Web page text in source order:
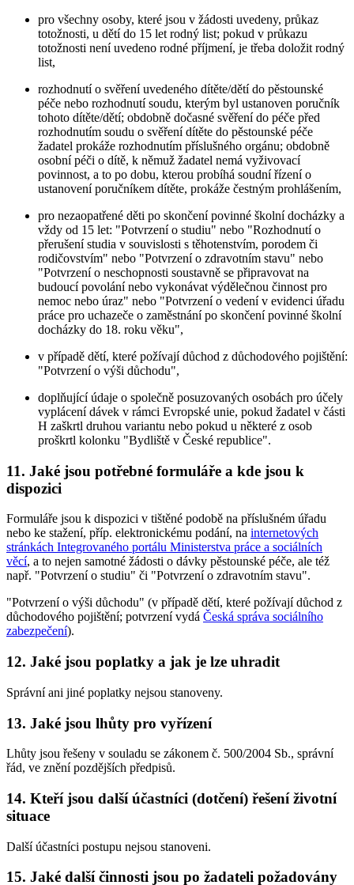
pro všechny osoby, které jsou v žádosti uvedeny, průkaz
totožnosti, u dětí do 15 let rodný list; pokud v průkazu
totožnosti není uvedeno rodné příjmení, je třeba doložit rodný
list,
rozhodnutí o svěření uvedeného dítěte/dětí do pěstounské
péče nebo rozhodnutí soudu, kterým byl ustanoven poručník
tohoto dítěte/dětí; obdobně dočasné svěření do péče před
rozhodnutím soudu o svěření dítěte do pěstounské péče
žadatel prokáže rozhodnutím příslušného orgánu; obdobně
osobní péči o dítě, k němuž žadatel nemá vyživovací
povinnost, a to po dobu, kterou probíhá soudní řízení o
ustanovení poručníkem dítěte, prokáže čestným prohlášením,
pro nezaopatřené děti po skončení povinné školní docházky a
vždy od 15 let: "Potvrzení o studiu" nebo "Rozhodnutí o
přerušení studia v souvislosti s těhotenstvím, porodem či
rodičovstvím" nebo "Potvrzení o zdravotním stavu" nebo
"Potvrzení o neschopnosti soustavně se připravovat na
budoucí povolání nebo vykonávat výdělečnou činnost pro
nemoc nebo úraz" nebo "Potvrzení o vedení v evidenci úřadu
práce pro uchazeče o zaměstnání po skončení povinné školní
docházky do 18. roku věku",
v případě dětí, které požívají důchod z důchodového pojištění:
"Potvrzení o výši důchodu",
doplňující údaje o společně posuzovaných osobách pro účely
vyplácení dávek v rámci Evropské unie, pokud žadatel v části
H zaškrtl druhou variantu nebo pokud u některé z osob
proškrtl kolonku "Bydliště v České republice".
11. Jaké jsou potřebné formuláře a kde jsou k
dispozici
Formuláře jsou k dispozici v tištěné podobě na příslušném úřadu
nebo ke stažení, příp. elektronickému podání, na internetových
stránkách Integrovaného portálu Ministerstva práce a sociálních
věcí, a to nejen samotné žádosti o dávky pěstounské péče, ale též
např. "Potvrzení o studiu" či "Potvrzení o zdravotním stavu".
"Potvrzení o výši důchodu" (v případě dětí, které požívají důchod z
důchodového pojištění; potvrzení vydá Česká správa sociálního
zabezpečení).
12. Jaké jsou poplatky a jak je lze uhradit
Správní ani jiné poplatky nejsou stanoveny.
13. Jaké jsou lhůty pro vyřízení
Lhůty jsou řešeny v souladu se zákonem č. 500/2004 Sb., správní
řád, ve znění pozdějších předpisů.
14. Kteří jsou další účastníci (dotčení) řešení životní
situace
Další účastníci postupu nejsou stanoveni.
15. Jaké další činnosti jsou po žadateli požadovány